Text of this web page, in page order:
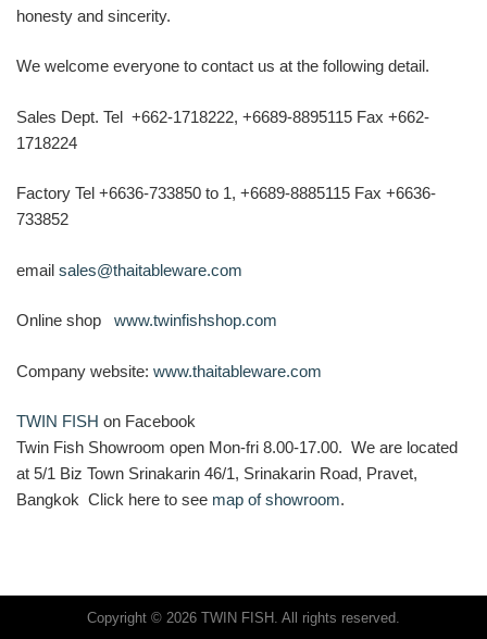
honesty and sincerity.
We welcome everyone to contact us at the following detail.
Sales Dept. Tel +662-1718222, +6689-8895115 Fax +662-
1718224
Factory Tel +6636-733850 to 1, +6689-8885115 Fax +6636-
733852
email sales@thaitableware.com
Online shop www.twinfishshop.com
Company website: www.thaitableware.com
TWIN FISH on Facebook
Twin Fish Showroom open Mon-fri 8.00-17.00. We are located
at 5/1 Biz Town Srinakarin 46/1, Srinakarin Road, Pravet,
Bangkok Click here to see map of showroom.
Copyright © 2026 TWIN FISH. All rights reserved.